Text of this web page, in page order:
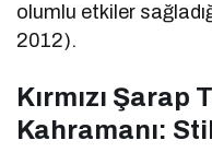
olumlu etkiler
2012).
Kırmızı Şarap
Kahramanı: